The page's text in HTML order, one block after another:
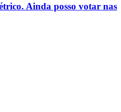
Ainda posso votar nas